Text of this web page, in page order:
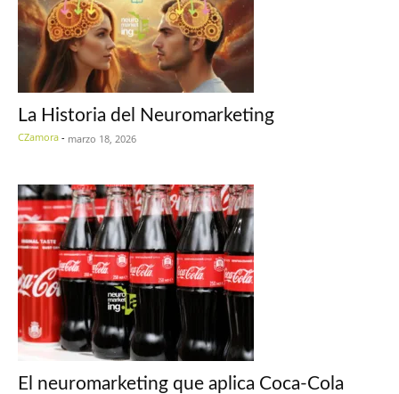
La Historia del Neuromarketing
CZamora - marzo 18, 2026
El neuromarketing que aplica Coca-Cola